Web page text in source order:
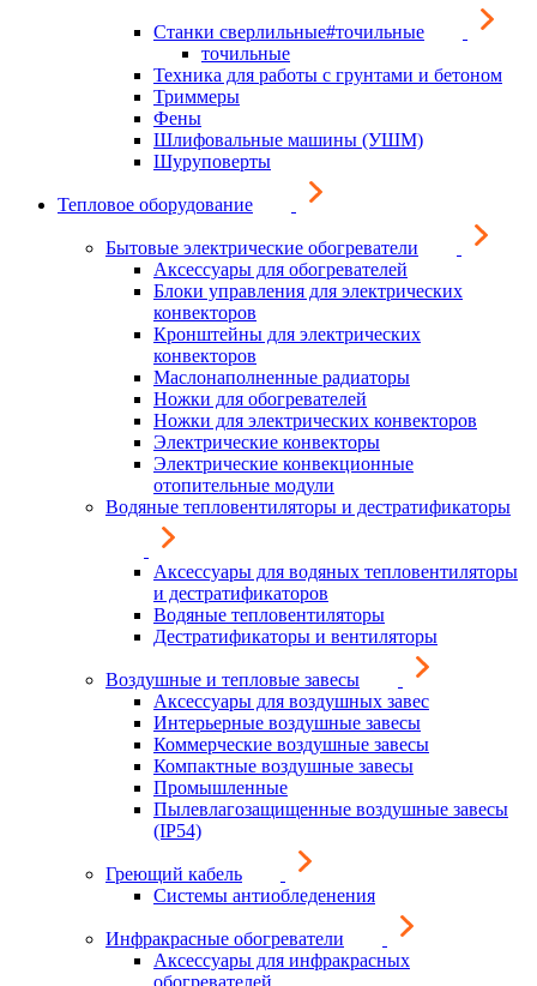
Станки сверлильные#точильные
точильные
Техника для работы с грунтами и бетоном
Триммеры
Фены
Шлифовальные машины (УШМ)
Шуруповерты
Тепловое оборудование
Бытовые электрические обогреватели
Аксессуары для обогревателей
Блоки управления для электрических
конвекторов
Кронштейны для электрических
конвекторов
Маслонаполненные радиаторы
Ножки для обогревателей
Ножки для электрических конвекторов
Электрические конвекторы
Электрические конвекционные
отопительные модули
Водяные тепловентиляторы и дестратификаторы
Аксессуары для водяных тепловентиляторы
и дестратификаторов
Водяные тепловентиляторы
Дестратификаторы и вентиляторы
Воздушные и тепловые завесы
Аксессуары для воздушных завес
Интерьерные воздушные завесы
Коммерческие воздушные завесы
Компактные воздушные завесы
Промышленные
Пылевлагозащищенные воздушные завесы
(IP54)
Греющий кабель
Системы антиобледенения
Инфракрасные обогреватели
Аксессуары для инфракрасных
обогревателей